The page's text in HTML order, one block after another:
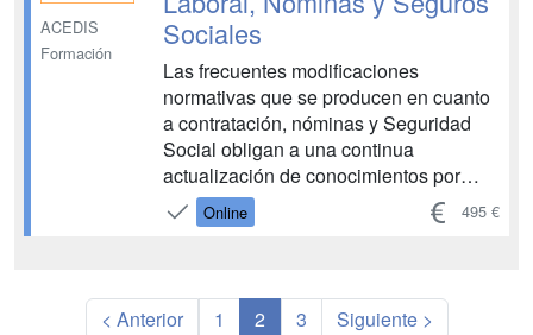
ACEDIS
Formación
Sociales
Las frecuentes modificaciones
normativas que se producen en cuanto
a contratación, nóminas y Seguridad
Social obligan a una continua
actualización de conocimientos por
parte de los profesionales que se
ocupan de estos aspectos. Por ello,
Contratación Laboral, Nóminas y Se...
Online 495 €
< Anterior 1 2 3 Siguiente >